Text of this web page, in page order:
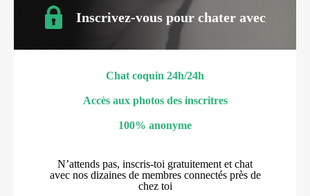
Inscrivez-vous pour chater avec
Chat coquin 24h/24h
Accès aux photos des inscritres
100% anonyme
N’attends pas, inscris-toi gratuitement et chat
avec nos dizaines de membres connectés près de
chez toi